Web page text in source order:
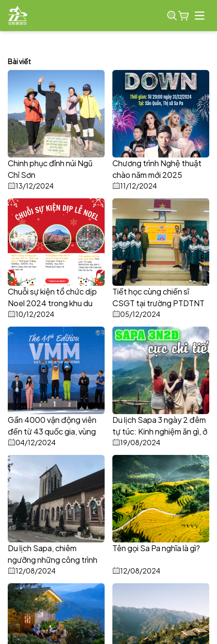
Bài viết
Chinh phục đỉnh núi Ngũ
Chỉ Sơn
13/12/2024
Chương trình Nghệ thuật
chào năm mới 2025
(Countdown)
11/12/2024
Chuỗi sự kiện tổ chức dịp
Noel 2024 trong khu du
lịch Sa Pa
10/12/2024
Tiết học cùng chiến sĩ
CSGT tại trường PTDTNT
THCS & THPT thị xã Sa Pa
05/12/2024
Gần 4000 vận động viên
đến từ 43 quốc gia, vùng
lãnh thổ tham gia Marathon
Vượt núi Việt Nam (VMM)
năm 2024
04/12/2024
Du lịch Sapa 3 ngày 2 đêm
tự túc: Kinh nghiệm ăn gì, ở
đâu, chơi gì?
19/08/2024
Du lịch Sapa, chiêm
ngưỡng những công trình
kiến trúc huyền thoại
12/08/2024
Tên gọi Sa Pa nghĩa là gì?
12/08/2024